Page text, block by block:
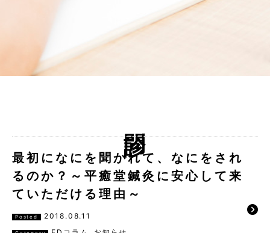
最初になにを聞かれて、なにをされ
るのか？～平癒堂鍼灸に安心して来
ていただける理由～
Posted 2018.08.11